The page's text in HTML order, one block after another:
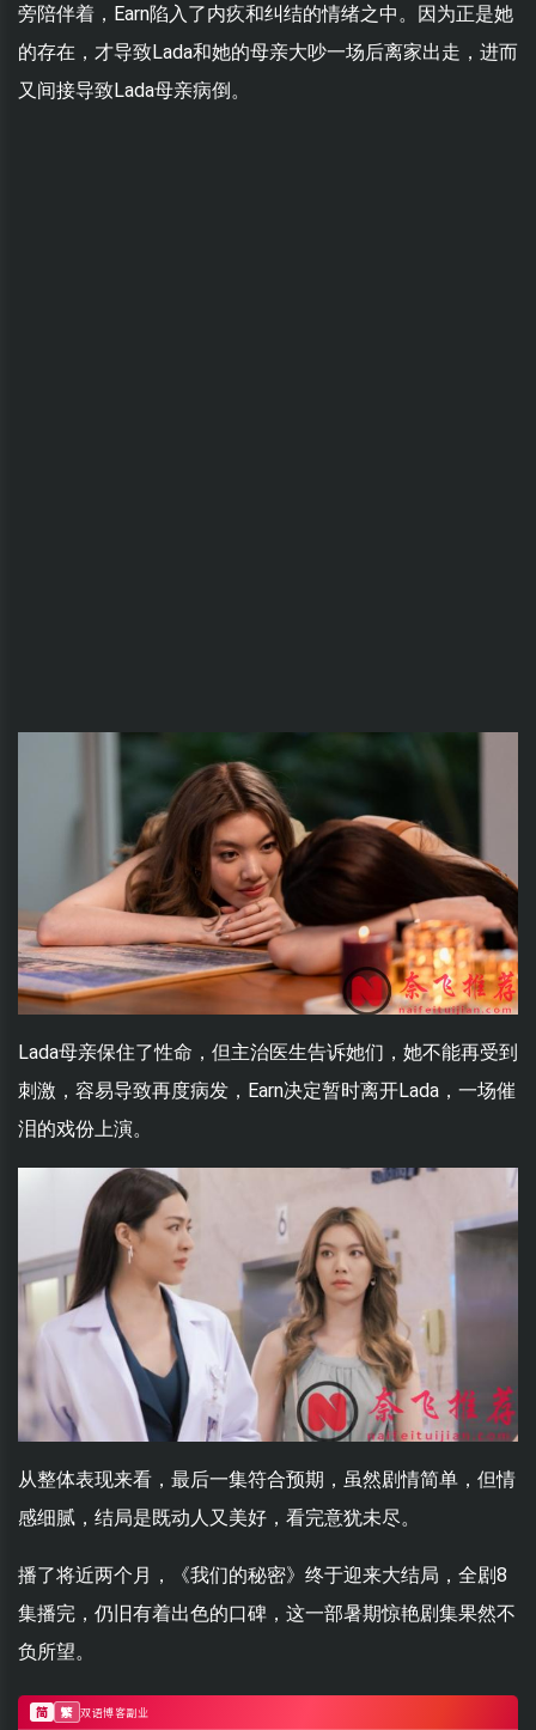
旁陪伴着，Earn陷入了内疚和纠结的情绪之中。因为正是她
的存在，才导致Lada和她的母亲大吵一场后离家出走，进而
又间接导致Lada母亲病倒。
Lada母亲保住了性命，但主治医生告诉她们，她不能再受到
刺激，容易导致再度病发，Earn决定暂时离开Lada，一场催
泪的戏份上演。
从整体表现来看，最后一集符合预期，虽然剧情简单，但情
感细腻，结局是既动人又美好，看完意犹未尽。
播了将近两个月，《我们的秘密》终于迎来大结局，全剧8
集播完，仍旧有着出色的口碑，这一部暑期惊艳剧集果然不
负所望。